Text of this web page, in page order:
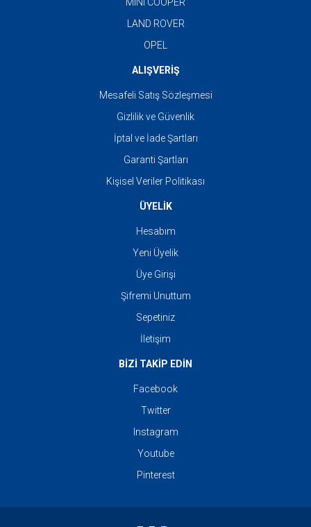
LAND ROVER
OPEL
ALIŞVERİŞ
Mesafeli Satış Sözleşmesi
Gizlilik ve Güvenlik
İptal ve İade Şartları
Garanti Şartları
Kişisel Veriler Politikası
ÜYELİK
Hesabım
Yeni Üyelik
Üye Girişi
Şifremi Unuttum
Sepetiniz
İletişim
BİZİ TAKİP EDİN
Facebook
Twitter
Instagram
Youtube
Pinterest